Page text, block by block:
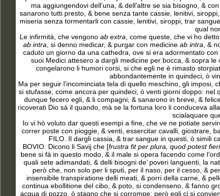
ma aggiungendovi dell’una, & dell’altre se sia bisogno, &
sanarono tutti presto, & bene senza tante cassie, lenitivi,
miseria senza tormentarli con cassie, lenitivi, siroppi, trar
qual
Le infirmità, che vengono ab extra , come queste, che vi ho
ab intra , si denno medicar, & purgar con medicine ab intra , &
caduto un giorno da una cathedra, ove si era adormentato
suoi Medici attesero a dargli medicine per bocca, & sopra
congelarono li humori corsi, si che egli ne è rimasto
abbondantemente in quindeci, ò
Ma per seguir l’incominciata tela di quello meschino, gli
si stufasse, come ancora per quindeci, ò venti giorni doppo:
dunque fecero egli, & li compagni, & sanarono in breve, &
ricoverati Dio sà il quando, mà se la fortuna loro li conduceva
scialaquare
Io vi hò voluto dar questi esempi a fine, che ve ne potiate
correr poste con pioggie, & venti, essercitar cavalli, giostrare,
FILO. Il dargli cassia, & trar sangue in questi, ò simili
BOVIO. Dicono li Savij che [frustra fit per plura, quod potest
bene si fà in questo modo, & il male si opera facendo come
quali sete adimandati, & delli bisogni de’ poveri languenti, la
però che, non solo per li sputi, per il naso, per il cesso, &
insensibile transpiratione delli meati, & porri della carne, &
continua ebollitione del cibo, & poto, si condenseno, & fanno
acqua di pozzo, ò stagno che si corrompe: però egli ci si